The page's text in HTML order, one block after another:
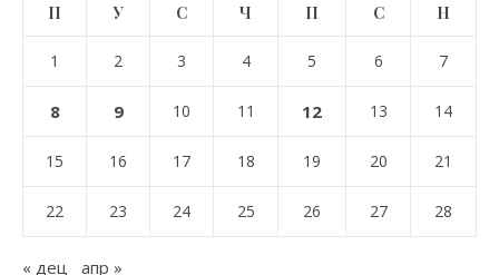
П У С Ч П С Н
1 2 3 4 5 6 7
8 9 10 11 12 13 14
15 16 17 18 19 20 21
22 23 24 25 26 27 28
« дец апр »